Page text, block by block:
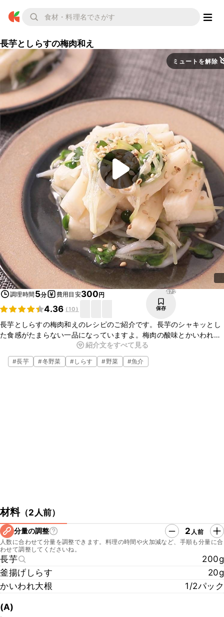
長芋としらすの梅肉和え
ミュートを解除
調理時間 5分 費用目安300円
4.36 (10)
472
保存
長芋としらすの梅肉和えのレシピのご紹介です。長芋のシャキッとし
た食感がたまらない一品になっていますよ。梅肉の酸味とかいわれ大
根のピリッとした辛味がクセになります。少ない調味料で簡単に作れ
ますのでぜひ作ってみてくださいね。
紹介文をすべて見る
#長芋 #冬野菜 #しらす #野菜 #魚介
材料（2人前）
分量の調整 2 人前
人数に合わせて分量を調整できます。料理の時間や火加減など、手順も分量に合
わせて調整してくださいね。
長芋
200g
釜揚げしらす
20g
かいわれ大根
1/2パック
(A)